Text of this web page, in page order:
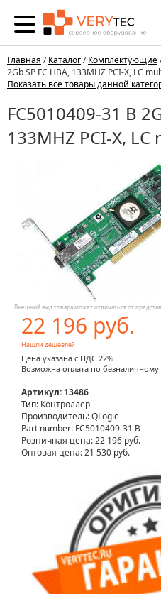
Главная /Каталог/Комплектующие
2Gb SP FC HBA, 133MHZ PCI-X, LC
Показать все товары данной
FC5010409-31 B
133MHZ PCI-X,
Внешний вид товара может отличаться от
22 196 руб.
Нашли дешевле?
Цена указана с НДС 22%
Возможна оплата по безналичному
Артикул: 13486
Тип: Контроллер
Производитель: QLogic
Part number: FC5010409-31 B
Розничная цена:22 196 руб.
Оптовая цена: 21 530 руб.